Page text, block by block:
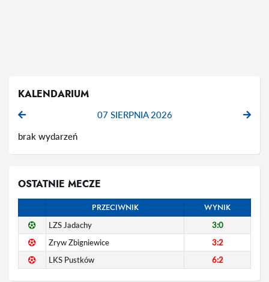
KALENDARIUM
07 SIERPNIA 2026
brak wydarzeń
OSTATNIE MECZE
PRZECIWNIK WYNIK
LZS Jadachy
3:0
Zryw Zbigniewice
3:2
LKS Pustków
6:2